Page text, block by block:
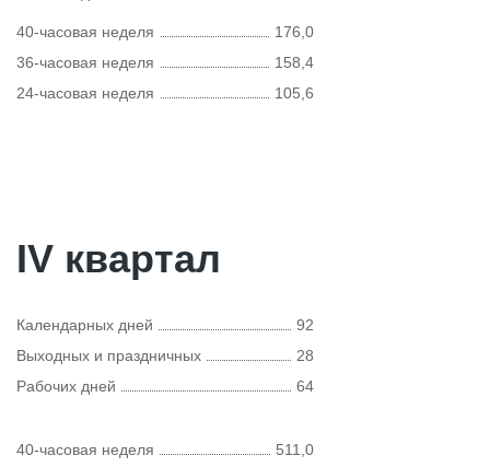
40-часовая неделя
176,0
36-часовая неделя
158,4
24-часовая неделя
105,6
IV квартал
Календарных дней
92
Выходных и праздничных
28
Рабочих дней
64
40-часовая неделя
511,0